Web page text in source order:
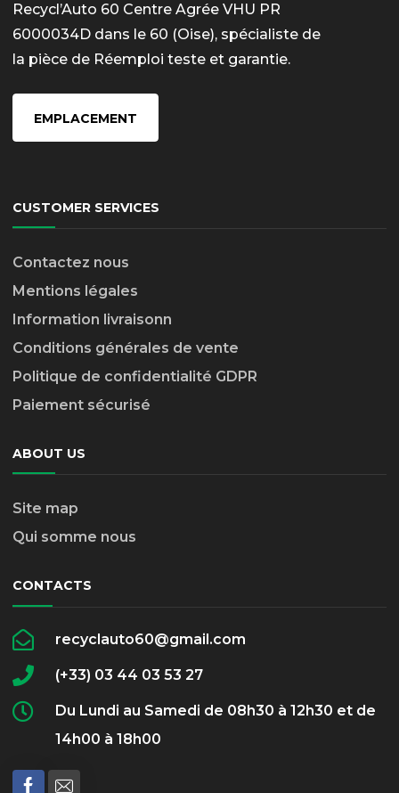
Recycl’Auto 60 Centre Agrée VHU PR
6000034D dans le 60 (Oise), spécialiste de
la pièce de Réemploi teste et garantie.
EMPLACEMENT
CUSTOMER SERVICES
Contactez nous
Mentions légales
Information livraisonn
Conditions générales de vente
Politique de confidentialité GDPR
Paiement sécurisé
ABOUT US
Site map
Qui somme nous
CONTACTS
recyclauto60@gmail.com
(+33) 03 44 03 53 27
Du Lundi au Samedi de 08h30 à 12h30 et de
14h00 à 18h00